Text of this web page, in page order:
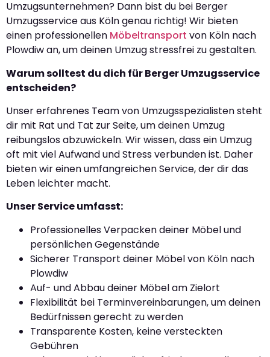
Umzugsunternehmen? Dann bist du bei Berger
Umzugsservice aus Köln genau richtig! Wir bieten
einen professionellen Möbeltransport von Köln nach
Plowdiw an, um deinen Umzug stressfrei zu gestalten.
Warum solltest du dich für Berger Umzugsservice
entscheiden?
Unser erfahrenes Team von Umzugsspezialisten steht
dir mit Rat und Tat zur Seite, um deinen Umzug
reibungslos abzuwickeln. Wir wissen, dass ein Umzug
oft mit viel Aufwand und Stress verbunden ist. Daher
bieten wir einen umfangreichen Service, der dir das
Leben leichter macht.
Unser Service umfasst:
Professionelles Verpacken deiner Möbel und
persönlichen Gegenstände
Sicherer Transport deiner Möbel von Köln nach
Plowdiw
Auf- und Abbau deiner Möbel am Zielort
Flexibilität bei Terminvereinbarungen, um deinen
Bedürfnissen gerecht zu werden
Transparente Kosten, keine versteckten
Gebühren